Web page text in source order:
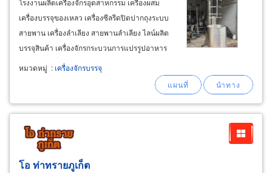
เครื่องบรรจุของเหลว เครื่องซีลรีดปิดปากถุงระบบ
สายพาน เครื่องลำเลียง สายพานลำเลียง ไลน์ผลิต
บรรจุสินค้า เครื่องจักรกระบวนการแปรรูปอาหาร
ผลิตอาหาร เครื่องปรุงรส เครื่องดื่ม เครื่องจักร
อุตสาหกรรมยา-เครื่องสำอาง เครื่องจักรร่อนแป้ง
หมวดหมู่ : เครื่องจักรบรรจุ
โอ ท่าทรายภูเก็ต